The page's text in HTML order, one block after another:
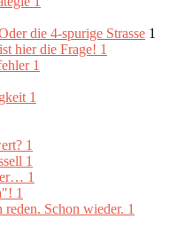
die 4-spurige Strasse 1
hier die Frage! 1
1
1
1
1
1
1
Schon wieder. 1